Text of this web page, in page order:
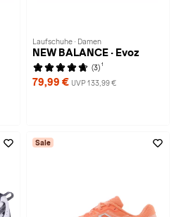
Laufschuhe · Damen
NEW BALANCE · Evoz
(3) 1
79,99 € UVP 133,99 €
Sale